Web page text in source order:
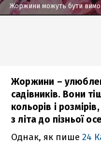
Жоржини можуть бути
Жоржини –
садівників. Вони
кольорів і
з літа до пізньої
Однак, як пише 24